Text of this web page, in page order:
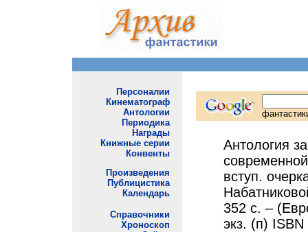
Антология
вступ.
352 с. –
экз. (п)